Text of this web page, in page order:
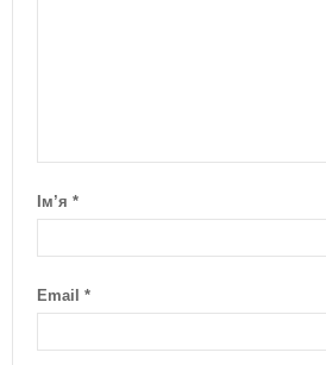
Ім’я *
Email *